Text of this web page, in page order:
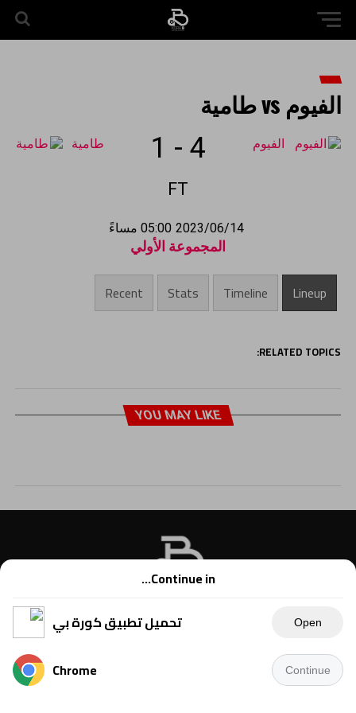
الفيوم vs طامية
الفيوم 4
-
1
FT
طامية
2023/06/14 05:00 مساءً
المجموعة الأولي
Lineup
Timeline
Stats
Recent
RELATED TOPICS:
YOU MAY LIKE
Copyright © 2021 Kora B, powered by Ahmednet.info
Continue in...
تحميل تطبيق كورة بي
Open
Chrome Continue